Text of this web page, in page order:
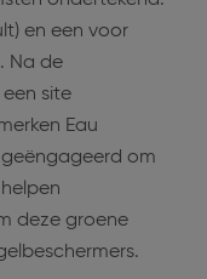
en een voor
Na de
site
Eau
geëngageerd om
deze groene